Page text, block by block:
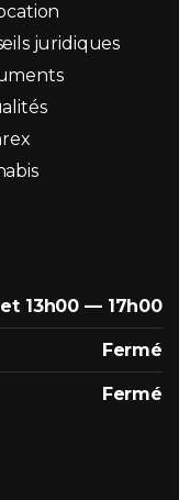
juridiques
13h00 — 17h00
Fermé
Fermé